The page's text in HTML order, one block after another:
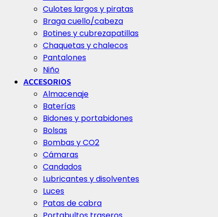
Culotes largos y piratas
Braga cuello/cabeza
Botines y cubrezapatillas
Chaquetas y chalecos
Pantalones
Niño
ACCESORIOS
Almacenaje
Baterías
Bidones y portabidones
Bolsas
Bombas y CO2
Cámaras
Candados
Lubricantes y disolventes
Luces
Patas de cabra